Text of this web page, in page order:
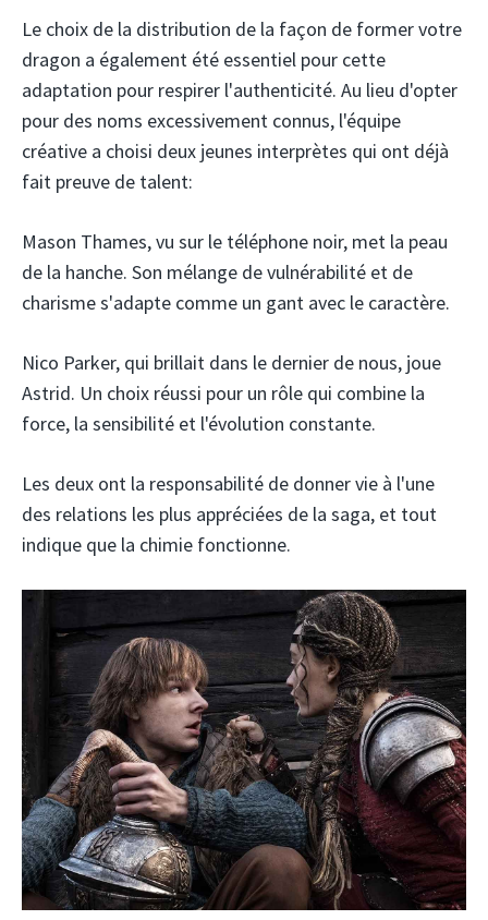
Le choix de la distribution de la façon de former votre
dragon a également été essentiel pour cette
adaptation pour respirer l'authenticité. Au lieu d'opter
pour des noms excessivement connus, l'équipe
créative a choisi deux jeunes interprètes qui ont déjà
fait preuve de talent:
Mason Thames, vu sur le téléphone noir, met la peau
de la hanche. Son mélange de vulnérabilité et de
charisme s'adapte comme un gant avec le caractère.
Nico Parker, qui brillait dans le dernier de nous, joue
Astrid. Un choix réussi pour un rôle qui combine la
force, la sensibilité et l'évolution constante.
Les deux ont la responsabilité de donner vie à l'une
des relations les plus appréciées de la saga, et tout
indique que la chimie fonctionne.